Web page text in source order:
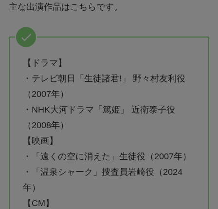
主な出演作品はこちらです。
【ドラマ】
・テレビ朝日「生徒諸君!」 野々村友利役
（2007年）
・NHK大河ドラマ「篤姫」 近衛泰子役
（2008年）
【映画】
・「遠くの空に消えた」生徒役（2007年）
・「温泉シャーク」捜査員岩崎役（2024
年）
【CM】